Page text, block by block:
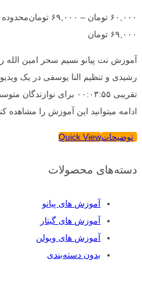
۶۰,۰۰۰ تومان – ۶۹,۰۰۰ تومان
۶۹,۰۰۰ تومان
آموزش نت پیانو نسیم سحر امین الله
تقریبی ۰۰:۰۳:۵۵ برای
ادامه میتوانید این آموزش را مشاهده
توضیحاتQuick View
دسته‌های محصولات
آموزش های پیانو
آموزش های گیتار
آموزش های ویولن
بدون دسته‌بندی